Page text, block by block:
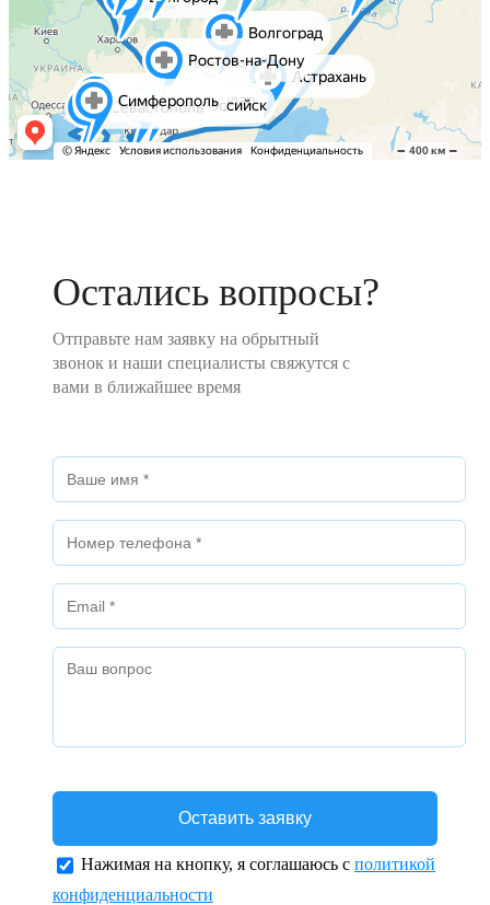
Остались вопросы?
Отправьте нам заявку на обрытный
звонок и наши специалисты свяжутся с
вами в ближайшее время
Нажимая на кнопку, я соглашаюсь с политикой
конфиденциальности